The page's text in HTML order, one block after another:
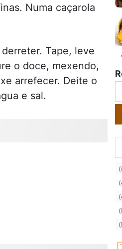
Numa caçarola
Tape, leve
o doce, mexendo,
arrefecer. Deite o
e sal.